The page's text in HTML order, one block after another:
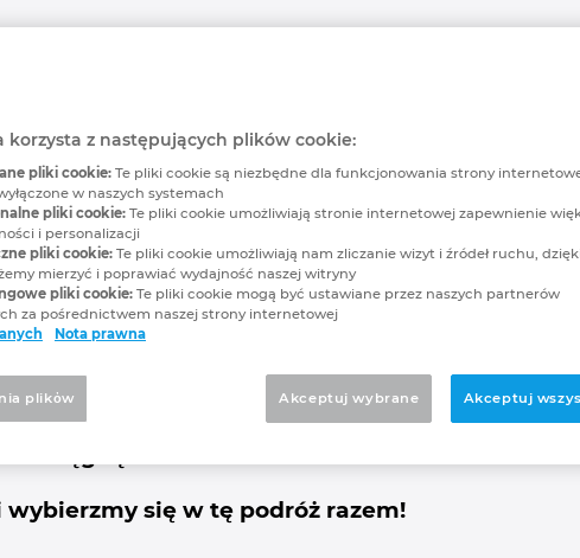
niż CAD
systemu CAD do tworzenia schematów? Chętnie
się ECAD. Korzystanie z oprogramowania EPLAN
instalacji elektrycznych, a nawet zwiększy możliwości
szaf i rozdzielnic.
osiągnąć?
wybierzmy się w tę podróż razem!
korzysta z następujących plików cookie:
pliki cookie: Te pliki cookie są niezbędne dla funkcjonowania strony
w naszych systemach
pliki cookie: Te pliki cookie umożliwiają stronie internetowej zapewnienie
i personalizacji
pliki cookie: Te pliki cookie umożliwiają nam zliczanie wizyt i źródeł ruchu, dzięki
mierzyć i poprawiać wydajność naszej witryny
pliki cookie: Te pliki cookie mogą być ustawiane przez naszych partnerów
za pośrednictwem naszej strony internetowej
Nota prawna
Akceptuj wybrane Akceptuj
plikὀw